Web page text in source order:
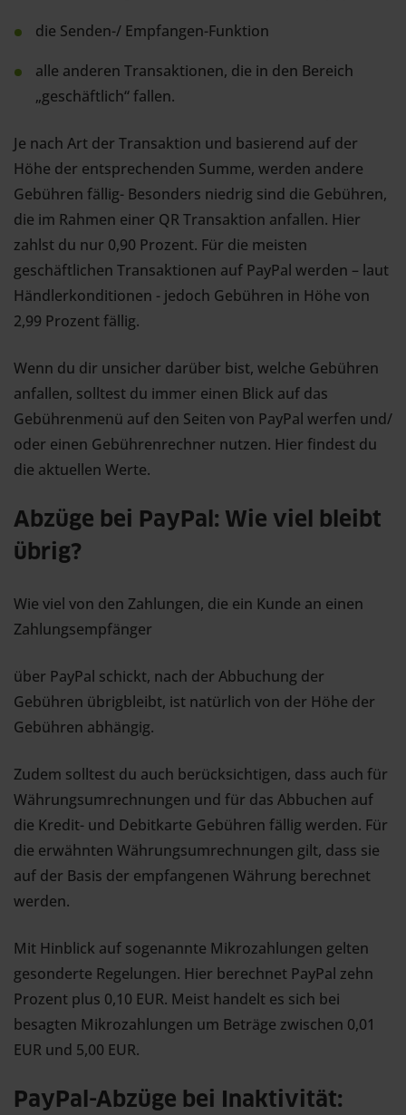
die Senden-/ Empfangen-Funktion
alle anderen Transaktionen, die in den Bereich
„geschäftlich“ fallen.
Je nach Art der Transaktion und basierend auf der
Höhe der entsprechenden Summe, werden andere
Gebühren fällig- Besonders niedrig sind die Gebühren,
die im Rahmen einer QR Transaktion anfallen. Hier
zahlst du nur 0,90 Prozent. Für die meisten
geschäftlichen Transaktionen auf PayPal werden – laut
Händlerkonditionen - jedoch Gebühren in Höhe von
2,99 Prozent fällig.
Wenn du dir unsicher darüber bist, welche Gebühren
anfallen, solltest du immer einen Blick auf das
Gebührenmenü auf den Seiten von PayPal werfen und/
oder einen Gebührenrechner nutzen. Hier findest du
die aktuellen Werte.
Abzüge bei PayPal: Wie viel bleibt
übrig?
Wie viel von den Zahlungen, die ein Kunde an einen
Zahlungsempfänger
über PayPal schickt, nach der Abbuchung der
Gebühren übrigbleibt, ist natürlich von der Höhe der
Gebühren abhängig.
Zudem solltest du auch berücksichtigen, dass auch für
Währungsumrechnungen und für das Abbuchen auf
die Kredit- und Debitkarte Gebühren fällig werden. Für
die erwähnten Währungsumrechnungen gilt, dass sie
auf der Basis der empfangenen Währung berechnet
werden.
Mit Hinblick auf sogenannte Mikrozahlungen gelten
gesonderte Regelungen. Hier berechnet PayPal zehn
Prozent plus 0,10 EUR. Meist handelt es sich bei
besagten Mikrozahlungen um Beträge zwischen 0,01
EUR und 5,00 EUR.
PayPal-Abzüge bei Inaktivität: